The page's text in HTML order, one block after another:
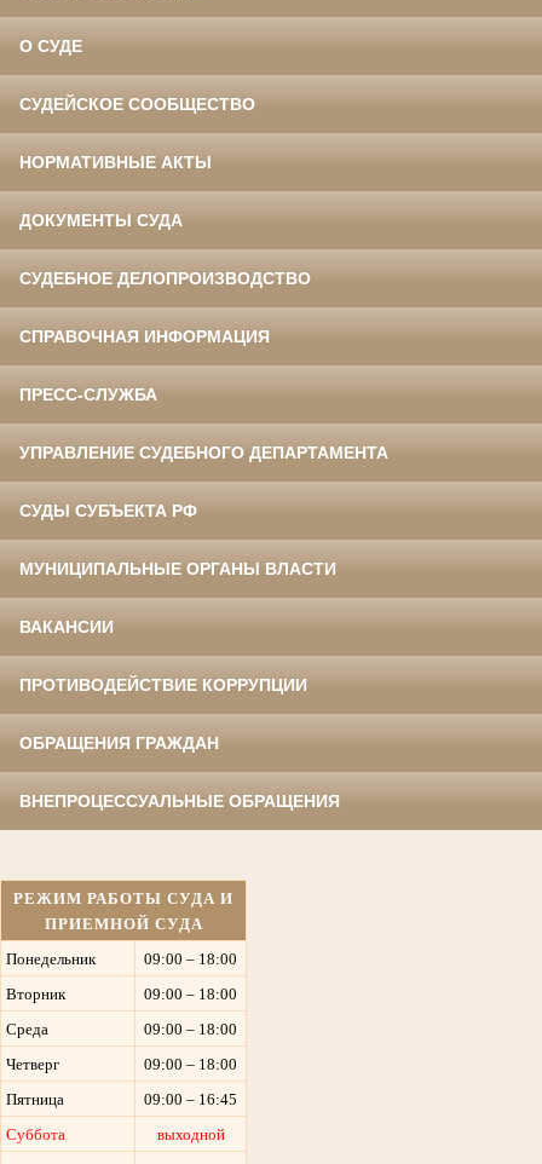
О СУДЕ
СУДЕЙСКОЕ СООБЩЕСТВО
НОРМАТИВНЫЕ АКТЫ
ДОКУМЕНТЫ СУДА
СУДЕБНОЕ ДЕЛОПРОИЗВОДСТВО
СПРАВОЧНАЯ ИНФОРМАЦИЯ
ПРЕСС-СЛУЖБА
УПРАВЛЕНИЕ СУДЕБНОГО ДЕПАРТАМЕНТА
СУДЫ СУБЪЕКТА РФ
МУНИЦИПАЛЬНЫЕ ОРГАНЫ ВЛАСТИ
ВАКАНСИИ
ПРОТИВОДЕЙСТВИЕ КОРРУПЦИИ
ОБРАЩЕНИЯ ГРАЖДАН
ВНЕПРОЦЕССУАЛЬНЫЕ ОБРАЩЕНИЯ
РЕЖИМ РАБОТЫ СУДА И
ПРИЕМНОЙ СУДА
Понедельник
09:00 – 18:00
Вторник
09:00 – 18:00
Среда
09:00 – 18:00
Четверг
09:00 – 18:00
Пятница
09:00 – 16:45
Суббота
выходной